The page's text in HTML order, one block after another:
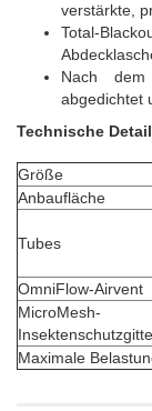
verstärkte,
Total-
Nach
abgedichtet
Technische
Größe
Anbaufläche
Tubes
OmniFlow-Airvent
MicroMesh-
Maximale